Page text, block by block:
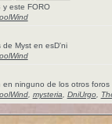
y este FORO
de Myst en esD'ni
ninguno de los otros foros
, mysteria DniUrgo,